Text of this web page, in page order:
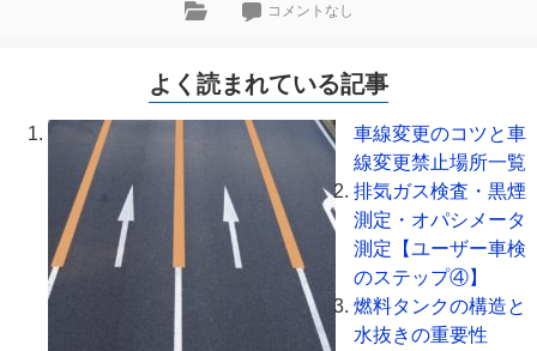
コメントなし
よく読まれている記事
車線変更のコツと車
線変更禁止場所一覧
排気ガス検査・黒煙
測定・オパシメータ
測定【ユーザー車検
のステップ④】
燃料タンクの構造と
水抜きの重要性